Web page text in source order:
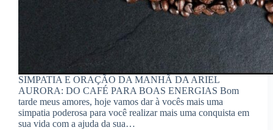
SIMPATIA E ORAÇÃO DA MANHÃ DA ARIEL
AURORA: DO CAFÉ PARA BOAS ENERGIAS Bom
tarde meus amores, hoje vamos dar à vocês mais uma
simpatia poderosa para você realizar mais uma conquista em
sua vida com a ajuda da sua…